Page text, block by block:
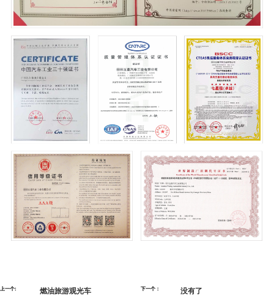
上一个: 燃油旅游观光车 下一个： 没有了